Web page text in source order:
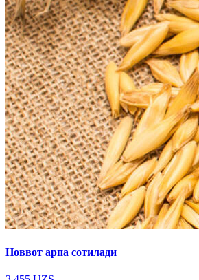
Новвот арпа сотилади